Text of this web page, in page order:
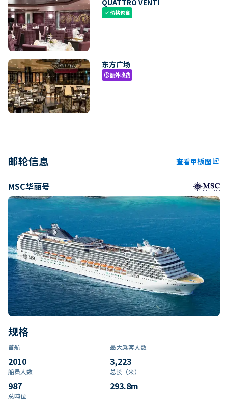
check价格包含
东方广场
paid额外收费
邮轮信息 查看甲板图ungroup
MSC华丽号
规格
首航
2010
最大乘客人数
3,223
船员人数
987
总长（米）
293.8m
总吨位